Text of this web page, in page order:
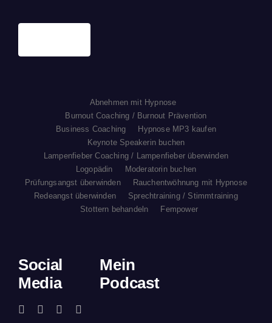
Social
Media
Mein
Podcast
Abnehmen mit Hypnose
Burnout Coaching / Burnout Prävention
Business Coaching
Hypnose MP3 kaufen
Keynote Speakerin buchen
Lampenfieber Coaching / Lampenfieber überwinden
Logopädin
Moderatorin buchen
Prüfungsangst überwinden
Rauchentwöhnung mit Hypnose
Redeangst überwinden
Sprechtraining / Stimmtraining
Stottern behandeln
Fempower